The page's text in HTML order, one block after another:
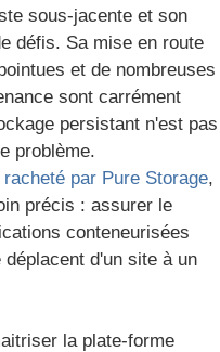
sous-jacente et son
défis. Sa mise en route
et de nombreuses
sont carrément
persistant n'est pas
problème.
par Pure Storage,
précis : assurer le
conteneurisées
d'un site à un
la plate-forme